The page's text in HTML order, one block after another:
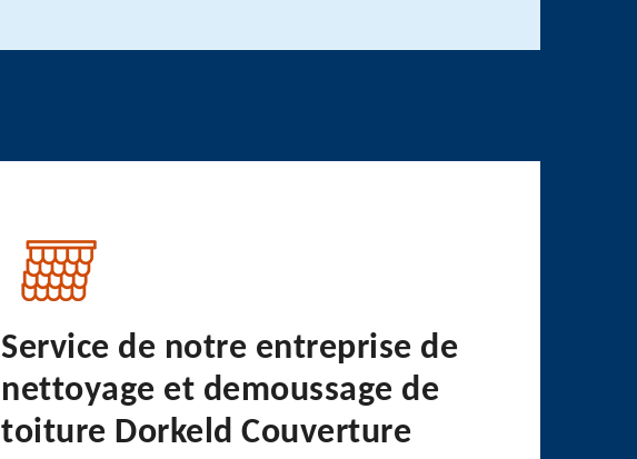
Service de notre entreprise de
nettoyage et demoussage de
toiture Dorkeld Couverture